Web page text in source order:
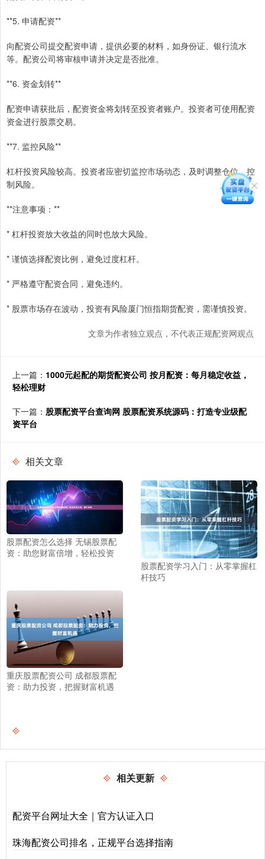
**5. 申请配资**
向配资公司提交配资申请，提供必要的材料，如身份证、银行流水
等。配资公司将审核申请并决定是否批准。
**6. 资金划转**
配资申请获批后，配资资金将划转至投资者账户。投资者可使用配资
资金进行股票交易。
**7. 监控风险**
杠杆投资风险较高。投资者应密切监控市场动态，及时调整仓位，控
制风险。
**注意事项：**
* 杠杆投资放大收益的同时也放大风险。
* 谨慎选择配资比例，避免过度杠杆。
* 严格遵守配资合同，避免违约。
* 股票市场存在波动，投资有风险厦门恒指期货配资，需谨慎投资。
文章为作者独立观点，不代表正规配资网观点
上一篇： 1000元起配的期货配资公司 按月配资：每月稳定收益，
轻松理财
下一篇： 股票配资平台查询网 股票配资系统源码：打造专业级配
资平台
相关文章
股票配资怎么选择 无锡股票配
资：助您财富倍增，轻松投资
股票配资学习入门：从零掌握杠
杆技巧
重庆股票配资公司 成都股票配
资：助力投资，把握财富机遇
相关更新
配资平台网址大全｜官方认证入口
珠海配资公司排名，正规平台选择指南